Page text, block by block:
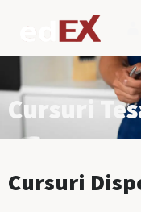
Cursuri
Cursuri